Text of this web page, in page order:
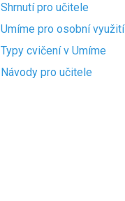
Shrnutí pro učitele
Umíme pro osobní využití
Typy cvičení v Umíme
Návody pro učitele